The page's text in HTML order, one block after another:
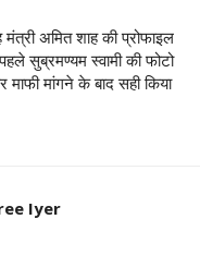
अमित शाह की प्रोफाइल
सुब्रमण्यम स्वामी की फोटो
माफी मांगने के बाद सही किया
Iyer